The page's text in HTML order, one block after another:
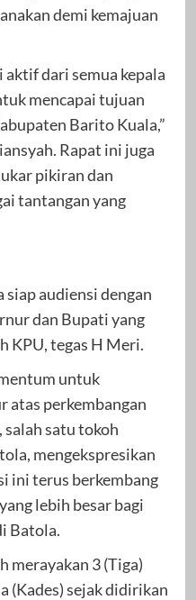
demi kemajuan
dari semua kepala
mencapai tujuan
Barito Kuala,”
Rapat ini juga
pikiran dan
tantangan yang
audiensi dengan
dan Bupati yang
KPU, tegas H Meri.
untuk
atas perkembangan
satu tokoh
mengekspresikan
ini terus berkembang
lebih besar bagi
Batola.
merayakan 3 (Tiga)
(Kades) sejak didirikan